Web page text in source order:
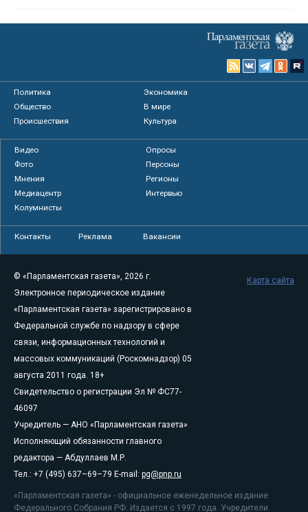
Политика
Экономика
Общество
В мире
Происшествия
Культура
Видео
Опросы
Фото
Персоны
Мнения
Регионы
Медиацентр
Интервью
Колумнисты
Контакты Реклама Вакансии
© «Парламентская газета», 2026 г.
Электронное периодическое издание
«Парламентская газета» зарегистрировано в
Федеральной службе по надзору в сфере
связи, информационных технологий и
массовых коммуникаций (Роскомнадзор) 05
августа 2011 года. 18+
Свидетельство о регистрации Эл № ФС77-
46097
Учредитель — АНО «Парламентская газета»
Исполняющий обязанности главного
редактора — Абдуллаев М.Р.
Тел.: +7 (495) 637–69–79 E-mail: pg@pnp.ru
«Парламентская газета» - официальное еженедельное издание
Федерального Собрания РФ. Издается с 1997 года. Учредители
Карта сайта